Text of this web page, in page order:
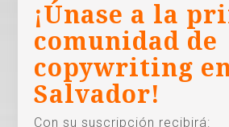
¡Únase a la
comunidad de
copywriting
Salvador!
Con su suscripción recibirá: